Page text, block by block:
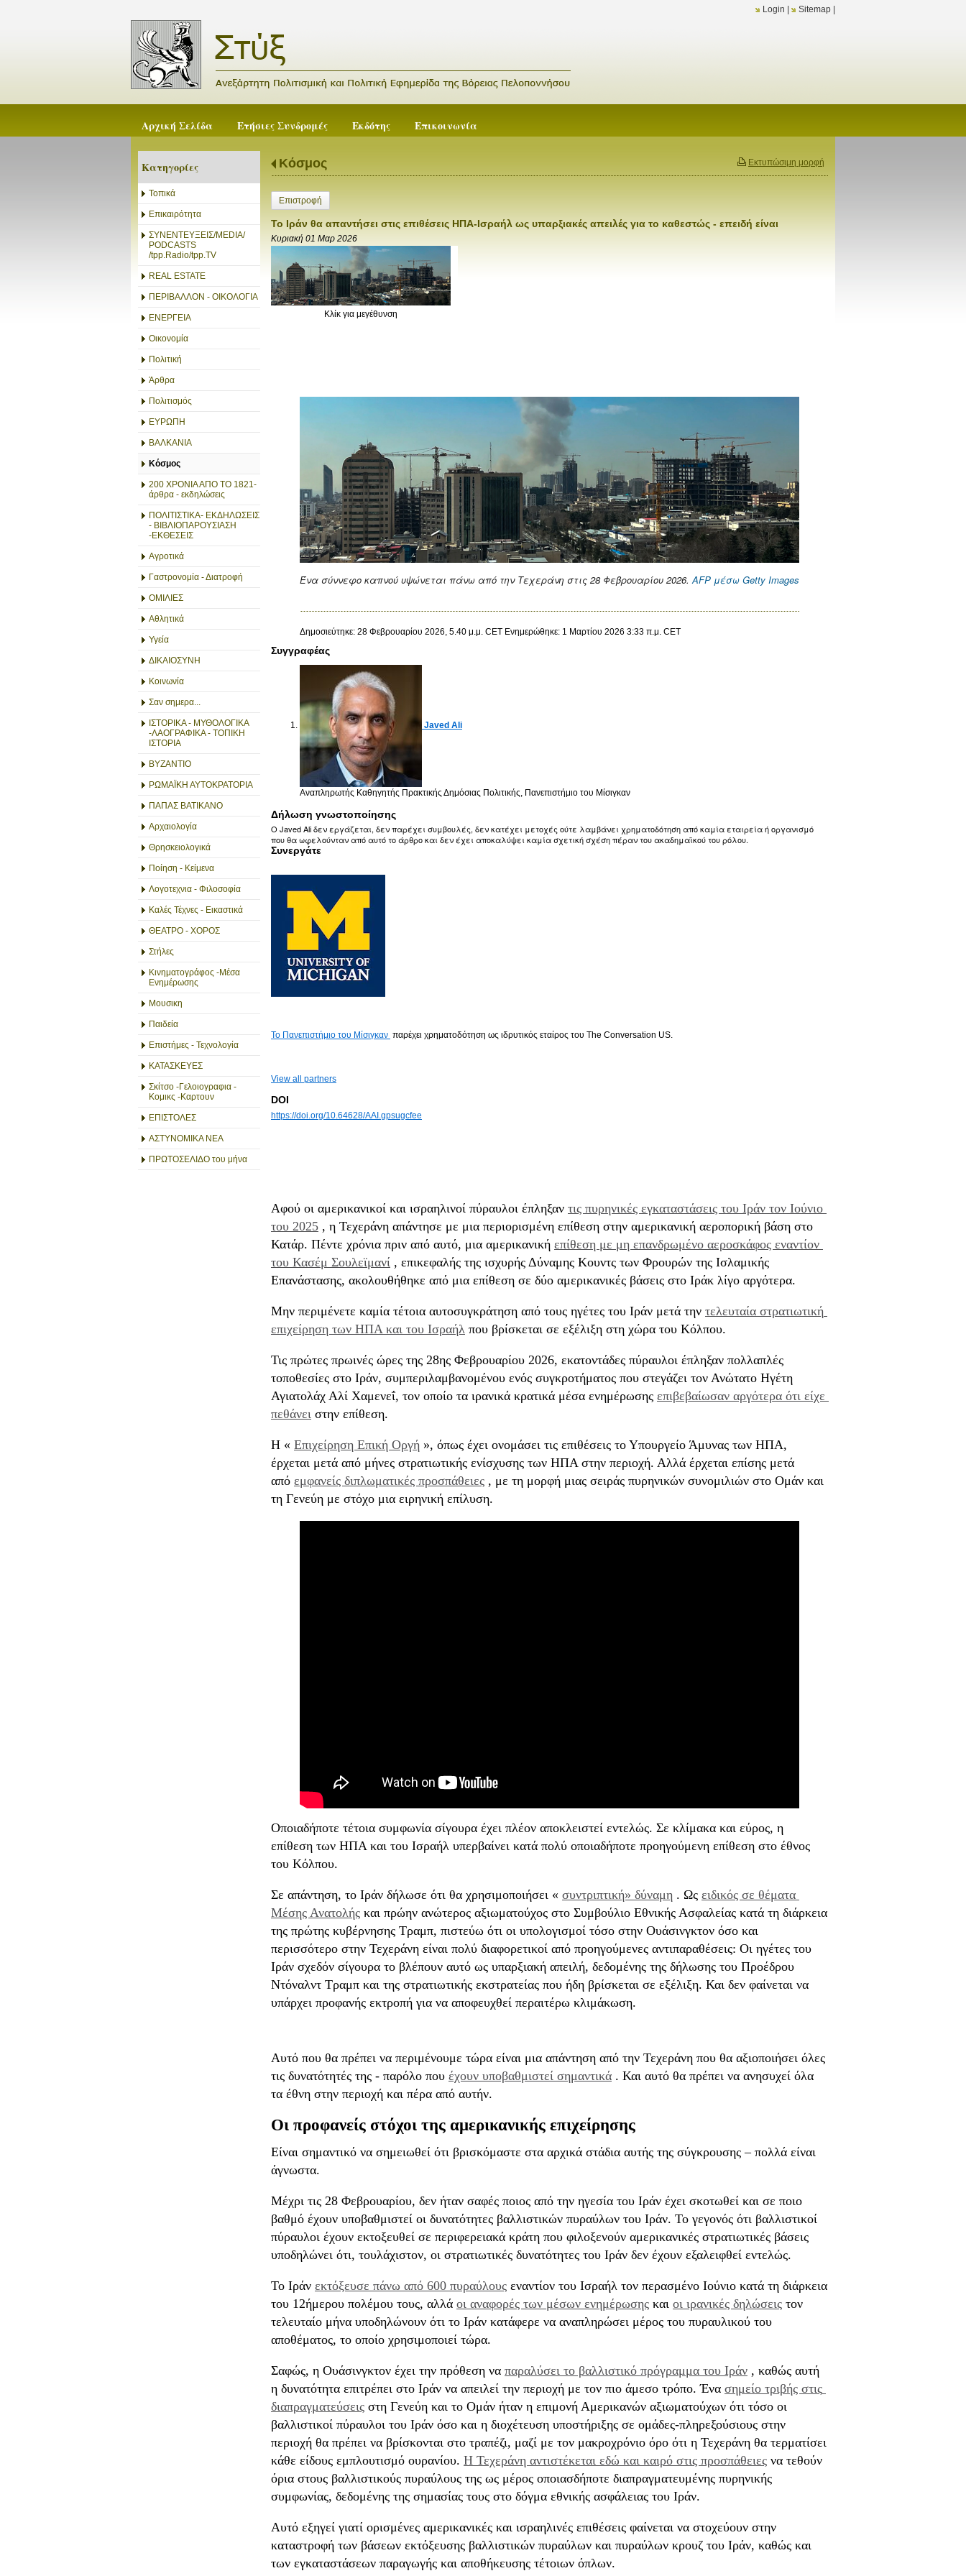
Login Sitemap
Αρχική Σελίδα Ετήσιες Συνδρομές Εκδότης Επικοινωνία
Κατηγορίες
Τοπικά
Επικαιρότητα
ΣΥΝΕΝΤΕΥΞΕΙΣ/MEDIA/
PODCASTS
/tpp.Radio/tpp.TV
REAL ESTATE
ΠΕΡΙΒΑΛΛΟΝ - ΟΙΚΟΛΟΓΙΑ
ΕΝΕΡΓΕΙΑ
Οικονομία
Πολιτική
Άρθρα
Πολιτισμός
ΕΥΡΩΠΗ
ΒΑΛΚΑΝΙΑ
Κόσμος
200 ΧΡΟΝΙΑ ΑΠΟ ΤΟ 1821-
άρθρα - εκδηλώσεις
ΠΟΛΙΤΙΣΤΙΚΑ- ΕΚΔΗΛΩΣΕΙΣ
- ΒΙΒΛΙΟΠΑΡΟΥΣΙΑΣΗ
-ΕΚΘΕΣΕΙΣ
Αγροτικά
Γαστρονομία - Διατροφή
ΟΜΙΛΙΕΣ
Αθλητικά
Υγεία
ΔΙΚΑΙΟΣΥΝΗ
Κοινωνία
Σαν σημερα...
ΙΣΤΟΡΙΚΑ - ΜΥΘΟΛΟΓΙΚΑ
-ΛΑΟΓΡΑΦΙΚΑ - ΤΟΠΙΚΗ
ΙΣΤΟΡΙΑ
ΒΥΖΑΝΤΙΟ
ΡΩΜΑΪΚΗ ΑΥΤΟΚΡΑΤΟΡΙΑ
ΠΑΠΑΣ ΒΑΤΙΚΑΝΟ
Αρχαιολογία
Θρησκειολογικά
Ποίηση - Κείμενα
Λογοτεχνια - Φιλοσοφία
Καλές Τέχνες - Εικαστικά
ΘΕΑΤΡΟ - ΧΟΡΟΣ
Στήλες
Κινηματογράφος -Μέσα
Ενημέρωσης
Μουσικη
Παιδεία
Επιστήμες - Τεχνολογία
ΚΑΤΑΣΚΕΥΕΣ
Σκίτσο -Γελοιογραφια -
Κομικς -Καρτουν
ΕΠΙΣΤΟΛΕΣ
ΑΣΤΥΝΟΜΙΚΑ ΝΕΑ
ΠΡΩΤΟΣΕΛΙΔΟ του μήνα
Εκτυπώσιμη μορφή
Κόσμος
Επιστροφή
Το Ιράν θα απαντήσει στις επιθέσεις ΗΠΑ-Ισραήλ ως υπαρξιακές απειλές για το καθεστώς - επειδή είναι
Κυριακή 01 Μαρ 2026
Κλίκ για μεγέθυνση
Ένα σύννεφο καπνού υψώνεται πάνω από την Τεχεράνη στις 28 Φεβρουαρίου 2026.AFP μέσω Getty Images
Δημοσιεύτηκε: 28 Φεβρουαρίου 2026, 5.40 μ.μ. CET Ενημερώθηκε: 1 Μαρτίου 2026 3:33 π.μ. CET
Συγγραφέας
Javed Ali
Αναπληρωτής Καθηγητής Πρακτικής Δημόσιας Πολιτικής, Πανεπιστήμιο του Μίσιγκαν
Δήλωση γνωστοποίησης
Ο Javed Ali δεν εργάζεται, δεν παρέχει συμβουλές, δεν κατέχει μετοχές ούτε λαμβάνει χρηματοδότηση από καμία εταιρεία ή οργανισμό
που θα ωφελούνταν από αυτό το άρθρο και δεν έχει αποκαλύψει καμία σχετική σχέση πέραν του ακαδημαϊκού του ρόλου.
Συνεργάτε
Το Πανεπιστήμιο του Μίσιγκαν παρέχει χρηματοδότηση ως ιδρυτικός εταίρος του The Conversation US.
View all partners
DOI
https://doi.org/10.64628/AAI.gpsugcfee
Αφού οι αμερικανικοί και ισραηλινοί πύραυλοι έπληξαν τις πυρηνικές εγκαταστάσεις του Ιράν τον Ιούνιο
του 2025 , η Τεχεράνη απάντησε με μια περιορισμένη επίθεση στην αμερικανική αεροπορική βάση στο
Κατάρ. Πέντε χρόνια πριν από αυτό, μια αμερικανική επίθεση με μη επανδρωμένο αεροσκάφος εναντίον
του Κασέμ Σουλεϊμανί , επικεφαλής της ισχυρής Δύναμης Κουντς των Φρουρών της Ισλαμικής
Επανάστασης, ακολουθήθηκε από μια επίθεση σε δύο αμερικανικές βάσεις στο Ιράκ λίγο αργότερα.
Μην περιμένετε καμία τέτοια αυτοσυγκράτηση από τους ηγέτες του Ιράν μετά την τελευταία στρατιωτική
επιχείρηση των ΗΠΑ και του Ισραήλ που βρίσκεται σε εξέλιξη στη χώρα του Κόλπου.
Τις πρώτες πρωινές ώρες της 28ης Φεβρουαρίου 2026, εκατοντάδες πύραυλοι έπληξαν πολλαπλές
τοποθεσίες στο Ιράν, συμπεριλαμβανομένου ενός συγκροτήματος που στεγάζει τον Ανώτατο Ηγέτη
Αγιατολάχ Αλί Χαμενεΐ, τον οποίο τα ιρανικά κρατικά μέσα ενημέρωσης επιβεβαίωσαν αργότερα ότι είχε
πεθάνει στην επίθεση.
Η « Επιχείρηση Επική Οργή », όπως έχει ονομάσει τις επιθέσεις το Υπουργείο Άμυνας των ΗΠΑ,
έρχεται μετά από μήνες στρατιωτικής ενίσχυσης των ΗΠΑ στην περιοχή. Αλλά έρχεται επίσης μετά
από εμφανείς διπλωματικές προσπάθειες , με τη μορφή μιας σειράς πυρηνικών συνομιλιών στο Ομάν και
τη Γενεύη με στόχο μια ειρηνική επίλυση.
Οποιαδήποτε τέτοια συμφωνία σίγουρα έχει πλέον αποκλειστεί εντελώς. Σε κλίμακα και εύρος, η
επίθεση των ΗΠΑ και του Ισραήλ υπερβαίνει κατά πολύ οποιαδήποτε προηγούμενη επίθεση στο έθνος
του Κόλπου.
Σε απάντηση, το Ιράν δήλωσε ότι θα χρησιμοποιήσει « συντριπτική» δύναμη . Ως ειδικός σε θέματα
Μέσης Ανατολής και πρώην ανώτερος αξιωματούχος στο Συμβούλιο Εθνικής Ασφαλείας κατά τη διάρκεια
της πρώτης κυβέρνησης Τραμπ, πιστεύω ότι οι υπολογισμοί τόσο στην Ουάσινγκτον όσο και
περισσότερο στην Τεχεράνη είναι πολύ διαφορετικοί από προηγούμενες αντιπαραθέσεις: Οι ηγέτες του
Ιράν σχεδόν σίγουρα το βλέπουν αυτό ως υπαρξιακή απειλή, δεδομένης της δήλωσης του Προέδρου
Ντόναλντ Τραμπ και της στρατιωτικής εκστρατείας που ήδη βρίσκεται σε εξέλιξη. Και δεν φαίνεται να
υπάρχει προφανής εκτροπή για να αποφευχθεί περαιτέρω κλιμάκωση.
Αυτό που θα πρέπει να περιμένουμε τώρα είναι μια απάντηση από την Τεχεράνη που θα αξιοποιήσει όλες
τις δυνατότητές της - παρόλο που έχουν υποβαθμιστεί σημαντικά . Και αυτό θα πρέπει να ανησυχεί όλα
τα έθνη στην περιοχή και πέρα ​​από αυτήν.
Οι προφανείς στόχοι της αμερικανικής επιχείρησης
Είναι σημαντικό να σημειωθεί ότι βρισκόμαστε στα αρχικά στάδια αυτής της σύγκρουσης – πολλά είναι
άγνωστα.
Μέχρι τις 28 Φεβρουαρίου, δεν ήταν σαφές ποιος από την ηγεσία του Ιράν έχει σκοτωθεί και σε ποιο
βαθμό έχουν υποβαθμιστεί οι δυνατότητες βαλλιστικών πυραύλων του Ιράν. Το γεγονός ότι βαλλιστικοί
πύραυλοι έχουν εκτοξευθεί σε περιφερειακά κράτη που φιλοξενούν αμερικανικές στρατιωτικές βάσεις
υποδηλώνει ότι, τουλάχιστον, οι στρατιωτικές δυνατότητες του Ιράν δεν έχουν εξαλειφθεί εντελώς.
Το Ιράν εκτόξευσε πάνω από 600 πυραύλους εναντίον του Ισραήλ τον περασμένο Ιούνιο κατά τη διάρκεια
του 12ήμερου πολέμου τους, αλλά οι αναφορές των μέσων ενημέρωσης και οι ιρανικές δηλώσεις τον
τελευταίο μήνα υποδηλώνουν ότι το Ιράν κατάφερε να αναπληρώσει μέρος του πυραυλικού του
αποθέματος, το οποίο χρησιμοποιεί τώρα.
Σαφώς, η Ουάσινγκτον έχει την πρόθεση να παραλύσει το βαλλιστικό πρόγραμμα του Ιράν , καθώς αυτή
η δυνατότητα επιτρέπει στο Ιράν να απειλεί την περιοχή με τον πιο άμεσο τρόπο. Ένα σημείο τριβής στις
διαπραγματεύσεις στη Γενεύη και το Ομάν ήταν η επιμονή Αμερικανών αξιωματούχων ότι τόσο οι
βαλλιστικοί πύραυλοι του Ιράν όσο και η διοχέτευση υποστήριξης σε ομάδες-πληρεξούσιους στην
περιοχή θα πρέπει να βρίσκονται στο τραπέζι, μαζί με τον μακροχρόνιο όρο ότι η Τεχεράνη θα τερματίσει
κάθε είδους εμπλουτισμό ουρανίου. Η Τεχεράνη αντιστέκεται εδώ και καιρό στις προσπάθειες να τεθούν
όρια στους βαλλιστικούς πυραύλους της ως μέρος οποιασδήποτε διαπραγματευμένης πυρηνικής
συμφωνίας, δεδομένης της σημασίας τους στο δόγμα εθνικής ασφάλειας του Ιράν.
Αυτό εξηγεί γιατί ορισμένες αμερικανικές και ισραηλινές επιθέσεις φαίνεται να στοχεύουν στην
καταστροφή των βάσεων εκτόξευσης βαλλιστικών πυραύλων και πυραύλων κρουζ του Ιράν, καθώς και
των εγκαταστάσεων παραγωγής και αποθήκευσης τέτοιων όπλων.